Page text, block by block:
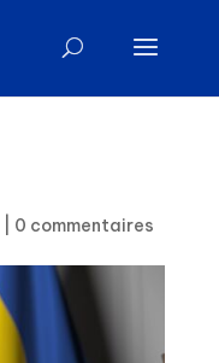
0 commentaires